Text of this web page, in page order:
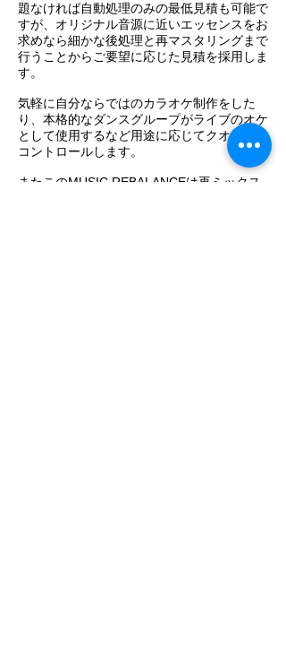
題なければ自動処理のみの最低見積も可能で
すが、オリジナル音源に近いエッセンスをお
求めなら細かな後処理と再マスタリングまで
行うことからご要望に応じた見積を採用しま
す。
​気軽に自分ならではのカラオケ制作をした
り、本格的なダンスグループがライブのオケ
として使用するなど用途に応じてクオリティ
コントロールします。
またこのMUSIC REBALANCEは再ミックス